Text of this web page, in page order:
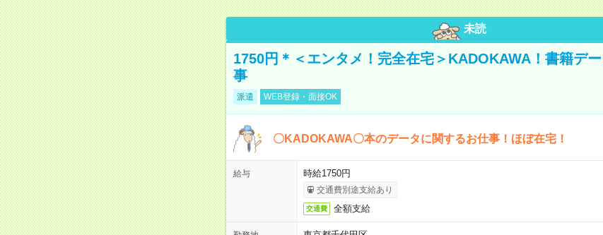
未読
1750円＊＜エンタメ！完全在宅＞KADOKAWA！書籍デ
事
派遣 WEB登録・面接OK
〇KADOKAWA〇本のデータに関するお仕事！ほぼ在宅！
給与 時給1750円
交通費別途支給あり
交通費 全額支給